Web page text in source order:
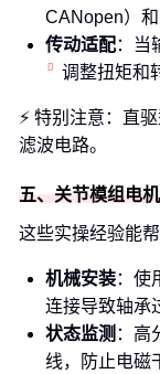
CANopen）
传动适配：当
调整扭矩和
⚡ 特别注意：直
滤波电路。
五、关节模组电
这些实操经验能
机械安装：使
连接导致轴承
状态监测 ：高
线，防止电磁